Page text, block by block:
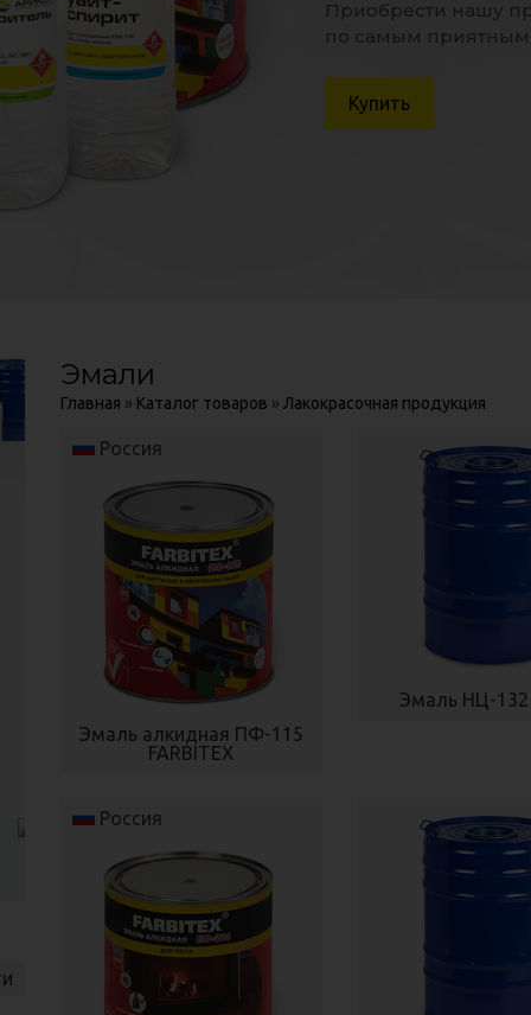
Адрес:
Ориентир:
Посмотреть на
Приобрести нашу
по самым
Купить
Адрес:
Ориентир:
Посмотреть на
Приобрести нашу
по самым
Купить
Эмали
Главная » Каталог товаров » Лакокрасочная продукция
Россия
Эмаль алкидная ПФ-115
FARBITEX
Эмаль НЦ-
Россия